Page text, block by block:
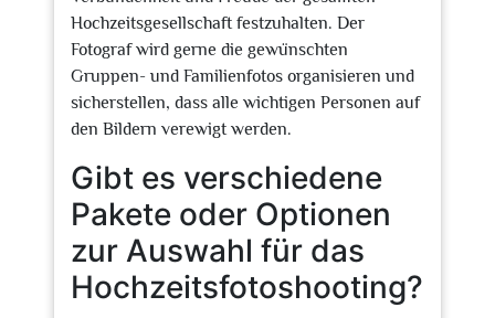
Hochzeitsgesellschaft festzuhalten. Der
Fotograf wird gerne die gewünschten
Gruppen- und Familienfotos organisieren und
sicherstellen, dass alle wichtigen Personen auf
den Bildern verewigt werden.
Gibt es verschiedene
Pakete oder Optionen
zur Auswahl für das
Hochzeitsfotoshooting?